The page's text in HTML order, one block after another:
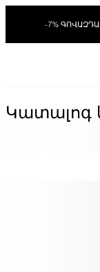
-7%
Կատալոգ